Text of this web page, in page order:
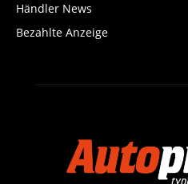
Händler News
Bezahlte Anzeige